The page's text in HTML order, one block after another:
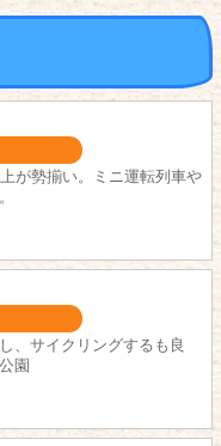
が勢揃い。ミニ運転列車や
、サイクリングするも良
園